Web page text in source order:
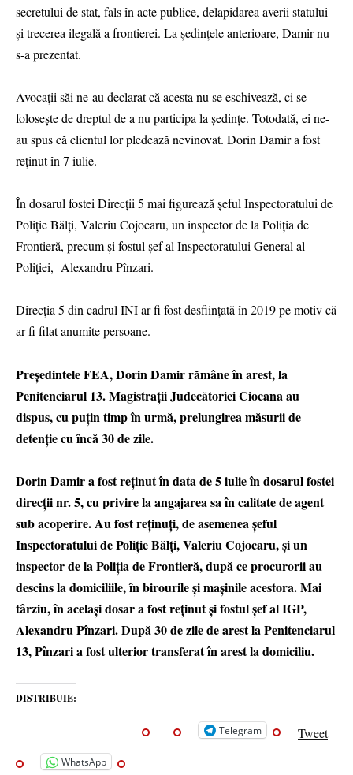
secretului de stat, fals în acte publice, delapidarea averii statului
şi trecerea ilegală a frontierei. La şedinţele anterioare, Damir nu
s-a prezentat.
Avocaţii săi ne-au declarat că acesta nu se eschivează, ci se
foloseşte de dreptul de a nu participa la şedinţe. Totodată, ei ne-
au spus că clientul lor pledează nevinovat. Dorin Damir a fost
reţinut în 7 iulie.
În dosarul fostei Direcții 5 mai figurează şeful Inspectoratului de
Poliţie Bălţi, Valeriu Cojocaru, un inspector de la Poliţia de
Frontieră, precum şi fostul şef al Inspectoratului General al
Poliţiei, Alexandru Pînzari.
Direcţia 5 din cadrul INI ar fi fost desființată în 2019 pe motiv că
ar fi filat anumite persoane.
Președintele FEA, Dorin Damir rămâne în arest, la
Penitenciarul 13. Magistrații Judecătoriei Ciocana au
dispus, cu puțin timp în urmă, prelungirea măsurii de
detenție cu încă 30 de zile.
Dorin Damir a fost reținut în data de 5 iulie în dosarul fostei
direcții nr. 5, cu privire la angajarea sa în calitate de agent
sub acoperire. Au fost reținuți, de asemenea șeful
Inspectoratului de Poliție Bălți, Valeriu Cojocaru, și un
inspector de la Poliția de Frontieră, după ce procurorii au
descins la domiciliile, în birourile și mașinile acestora. Mai
târziu, în același dosar a fost reținut și fostul șef al IGP,
Alexandru Pînzari. După 30 de zile de arest la Penitenciarul
13, Pînzari a fost ulterior transferat în arest la domiciliu.
DISTRIBUIE:
Telegram Tweet
WhatsApp